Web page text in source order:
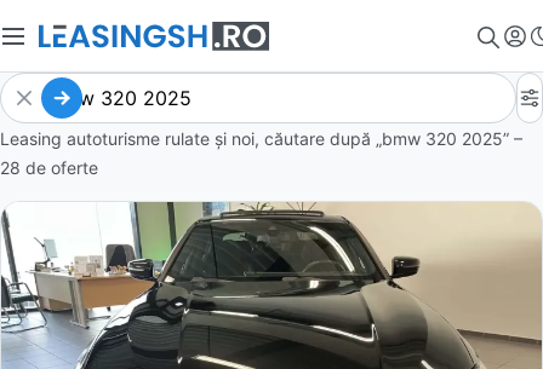
Leasing autoturisme rulate și noi, căutare după „bmw 320 2025” –
28 de oferte